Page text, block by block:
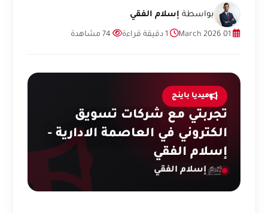
بواسطة إسلام الفقي
ميديا باينج
تجربتي مع شركات تسويق
الكتروني في العاصمة الادارية -
إسلام الفقي
إسلام الفقي